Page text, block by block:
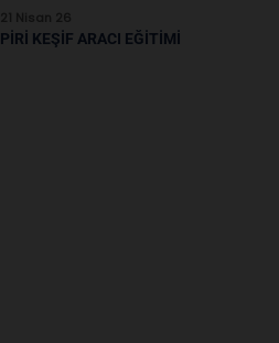
PIRI KEŞIF ARACI EĞITIMI